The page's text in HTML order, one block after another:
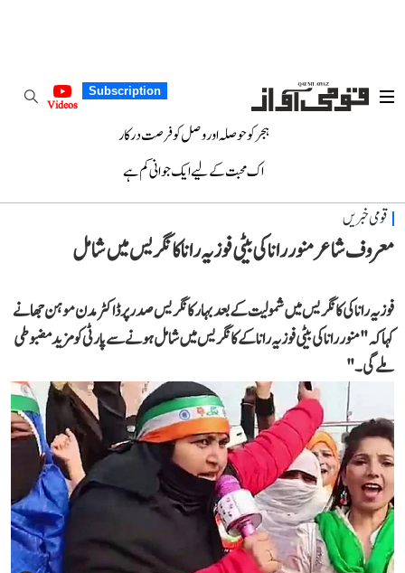
Subscription
Videos
ہجر کو حوصلہ اور وصل کو فرصت درکار
اک محبت کے لیے ایک جوانی کم ہے
قومی خبریں
معروف شاعر منور رانا کی بیٹی فوزیہ رانا کانگریس میں شامل
فوزیہ رانا کی کانگریس میں شمولیت کے بعد بہار کانگریس صدر پر ڈاکٹر مدن موہن جھا نے
کہا کہ "منور رانا کی بیٹی فوزیہ رانا کے کانگریس میں شامل ہونے سے پارٹی کو مزید مضبوطی
ملے گی۔"